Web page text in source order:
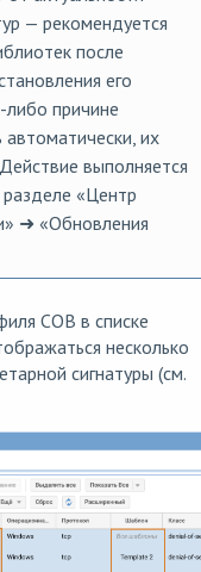
— рекомендуется
после
его
либо причине
их
выполняется
«Центр
➜ «Обновления
СОВ в списке
несколько
сигнатуры (см.